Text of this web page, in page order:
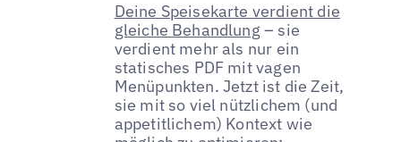
Deine Speisekarte verdient die
gleiche Behandlung – sie
verdient mehr als nur ein
statisches PDF mit vagen
Menüpunkten. Jetzt ist die Zeit,
sie mit so viel nützlichem (und
appetitlichem) Kontext wie